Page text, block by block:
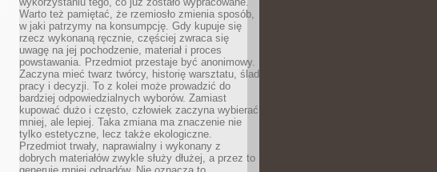
Warto też pamiętać, że rzemiosło zmienia sposób,
w jaki patrzymy na konsumpcję. Gdy kupuje się
rzecz wykonaną ręcznie, częściej zwraca się
uwagę na jej pochodzenie, materiał i proces
powstawania. Przedmiot przestaje być anonimowy.
Zaczyna mieć twarz twórcy, historię warsztatu, ślad
pracy i decyzji. To z kolei może prowadzić do
bardziej odpowiedzialnych wyborów. Zamiast
kupować dużo i często, człowiek zaczyna wybierać
mniej, ale lepiej. Taka zmiana ma znaczenie nie
tylko estetyczne, lecz także ekologiczne.
Przedmiot trwały, naprawialny i wykonany z
dobrych materiałów zwykle służy dłużej, a przez to